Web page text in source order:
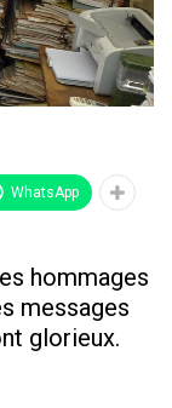
WhatsApp
hommages
messages
glorieux.